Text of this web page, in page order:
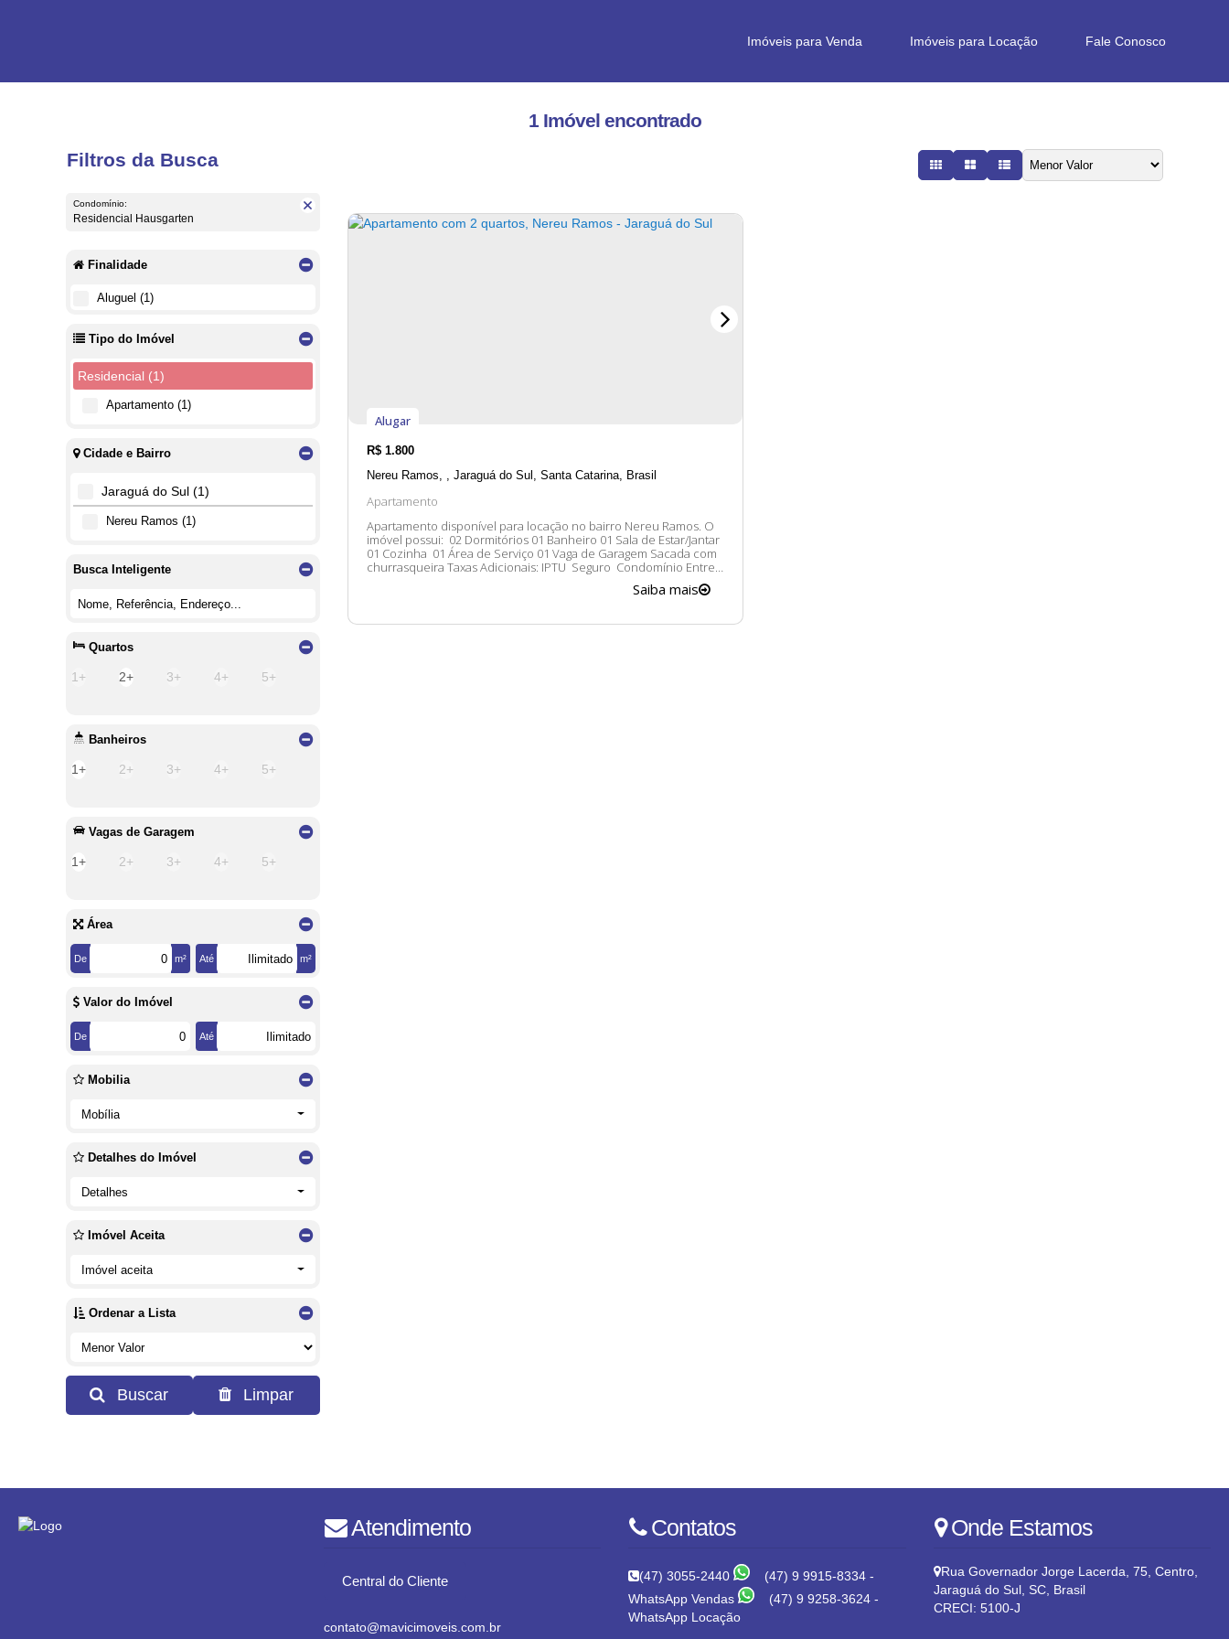
Fale Conosco
Imóveis para Locação
Imóveis para Venda
1 Imóvel encontrado
Filtros da Busca
Condomínio:
Residencial Hausgarten
Finalidade
Aluguel (1)
Tipo do Imóvel
Residencial (1)
Apartamento (1)
Cidade e Bairro
Jaraguá do Sul (1)
Nereu Ramos (1)
Busca Inteligente
Quartos
1+ 2+ 3+ 4+ 5+
Banheiros
1+ 2+ 3+ 4+ 5+
Vagas de Garagem
1+ 2+ 3+ 4+ 5+
Área
De m² Até m²
Valor do Imóvel
De Até
Mobilia
Mobília
Detalhes do Imóvel
Detalhes
Imóvel Aceita
Imóvel aceita
Ordenar a Lista
Buscar Limpar
Apartamento
R$1.800
Nereu Ramos
Jaraguá do Sul Santa Catarina, Brasil
Apartamento disponível para locação no bairro Nereu Ramos. O
imóvel possui: 02 Dormitórios 01 Banheiro 01 Sala de Estar/Jantar
01 Cozinha 01 Área de Serviço 01 Vaga de Garagem Sacada com
churrasqueira Taxas Adicionais: IPTU Seguro Condomínio Entre
em contato conosco para mais informações, ficaremos felizes em
Alugar
Saiba mais
Atendimento
Central do Cliente
contato@mavicimoveis.com.br
Contatos
(47) 3055-2440
(47) 9 9915-8334 -
WhatsApp Vendas
(47) 9 9258-3624 -
WhatsApp Locação
Onde Estamos
Rua Governador Jorge Lacerda 75, Centro,
Jaraguá do Sul, SC, Brasil
CRECI: 5100-J